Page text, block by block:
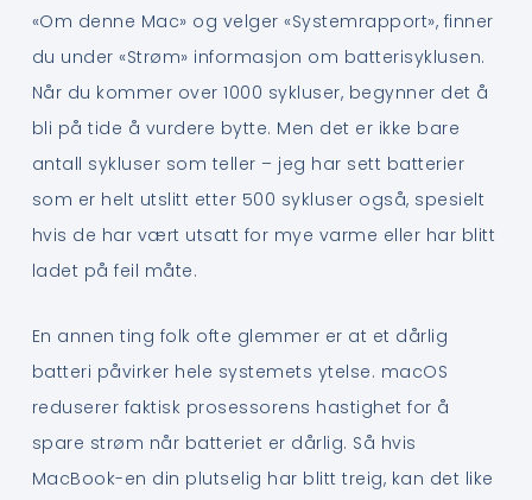
«Om denne Mac» og velger «Systemrapport», finner
du under «Strøm» informasjon om batterisyklusen.
Når du kommer over 1000 sykluser, begynner det å
bli på tide å vurdere bytte. Men det er ikke bare
antall sykluser som teller – jeg har sett batterier
som er helt utslitt etter 500 sykluser også, spesielt
hvis de har vært utsatt for mye varme eller har blitt
ladet på feil måte.
En annen ting folk ofte glemmer er at et dårlig
batteri påvirker hele systemets ytelse. macOS
reduserer faktisk prosessorens hastighet for å
spare strøm når batteriet er dårlig. Så hvis
MacBook-en din plutselig har blitt treig, kan det like